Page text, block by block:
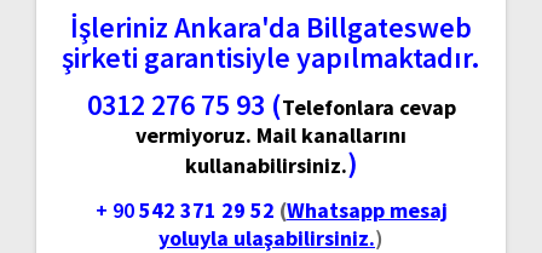
İşleriniz Ankara'da Billgatesweb
şirketi garantisiyle yapılmaktadır.
0312 276 75 93 (Telefonlara cevap
vermiyoruz. Mail kanallarını
kullanabilirsiniz.)
+ 90542 371 29 52 (Whatsapp mesaj
yoluyla ulaşabilirsiniz.)